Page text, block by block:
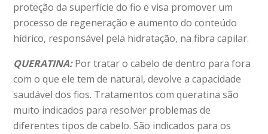
proteção da superfície do fio e visa promover um
processo de regeneração e aumento do conteúdo
hídrico, responsável pela hidratação, na fibra capilar.
QUERATINA:Por tratar o cabelo de dentro para fora
com o que ele tem de natural, devolve a capacidade
saudável dos fios. Tratamentos com queratina são
muito indicados para resolver problemas de
diferentes tipos de cabelo. São indicados para os